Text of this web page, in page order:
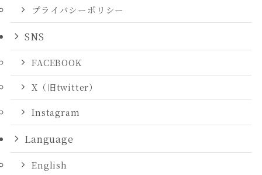
プライバシーポリシー
SNS
FACEBOOK
X（旧twitter）
Instagram
Language
English